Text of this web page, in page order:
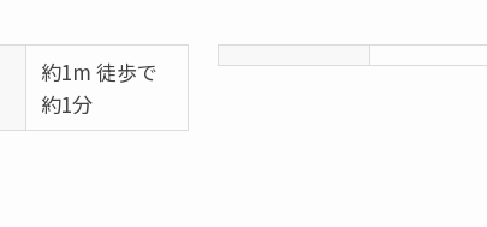
約1m 徒歩で
約1分